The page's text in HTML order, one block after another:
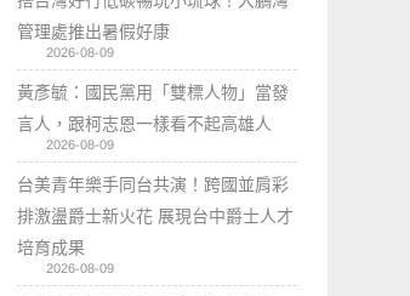
管理處推出暑假好康
2026-08-09
黃彥毓：國民黨用「雙標人物」當發
言人，跟柯志恩一樣看不起高雄人
2026-08-09
台美青年樂手同台共演！跨國並肩彩
排激盪爵士新火花 展現台中爵士人才
培育成果
2026-08-09